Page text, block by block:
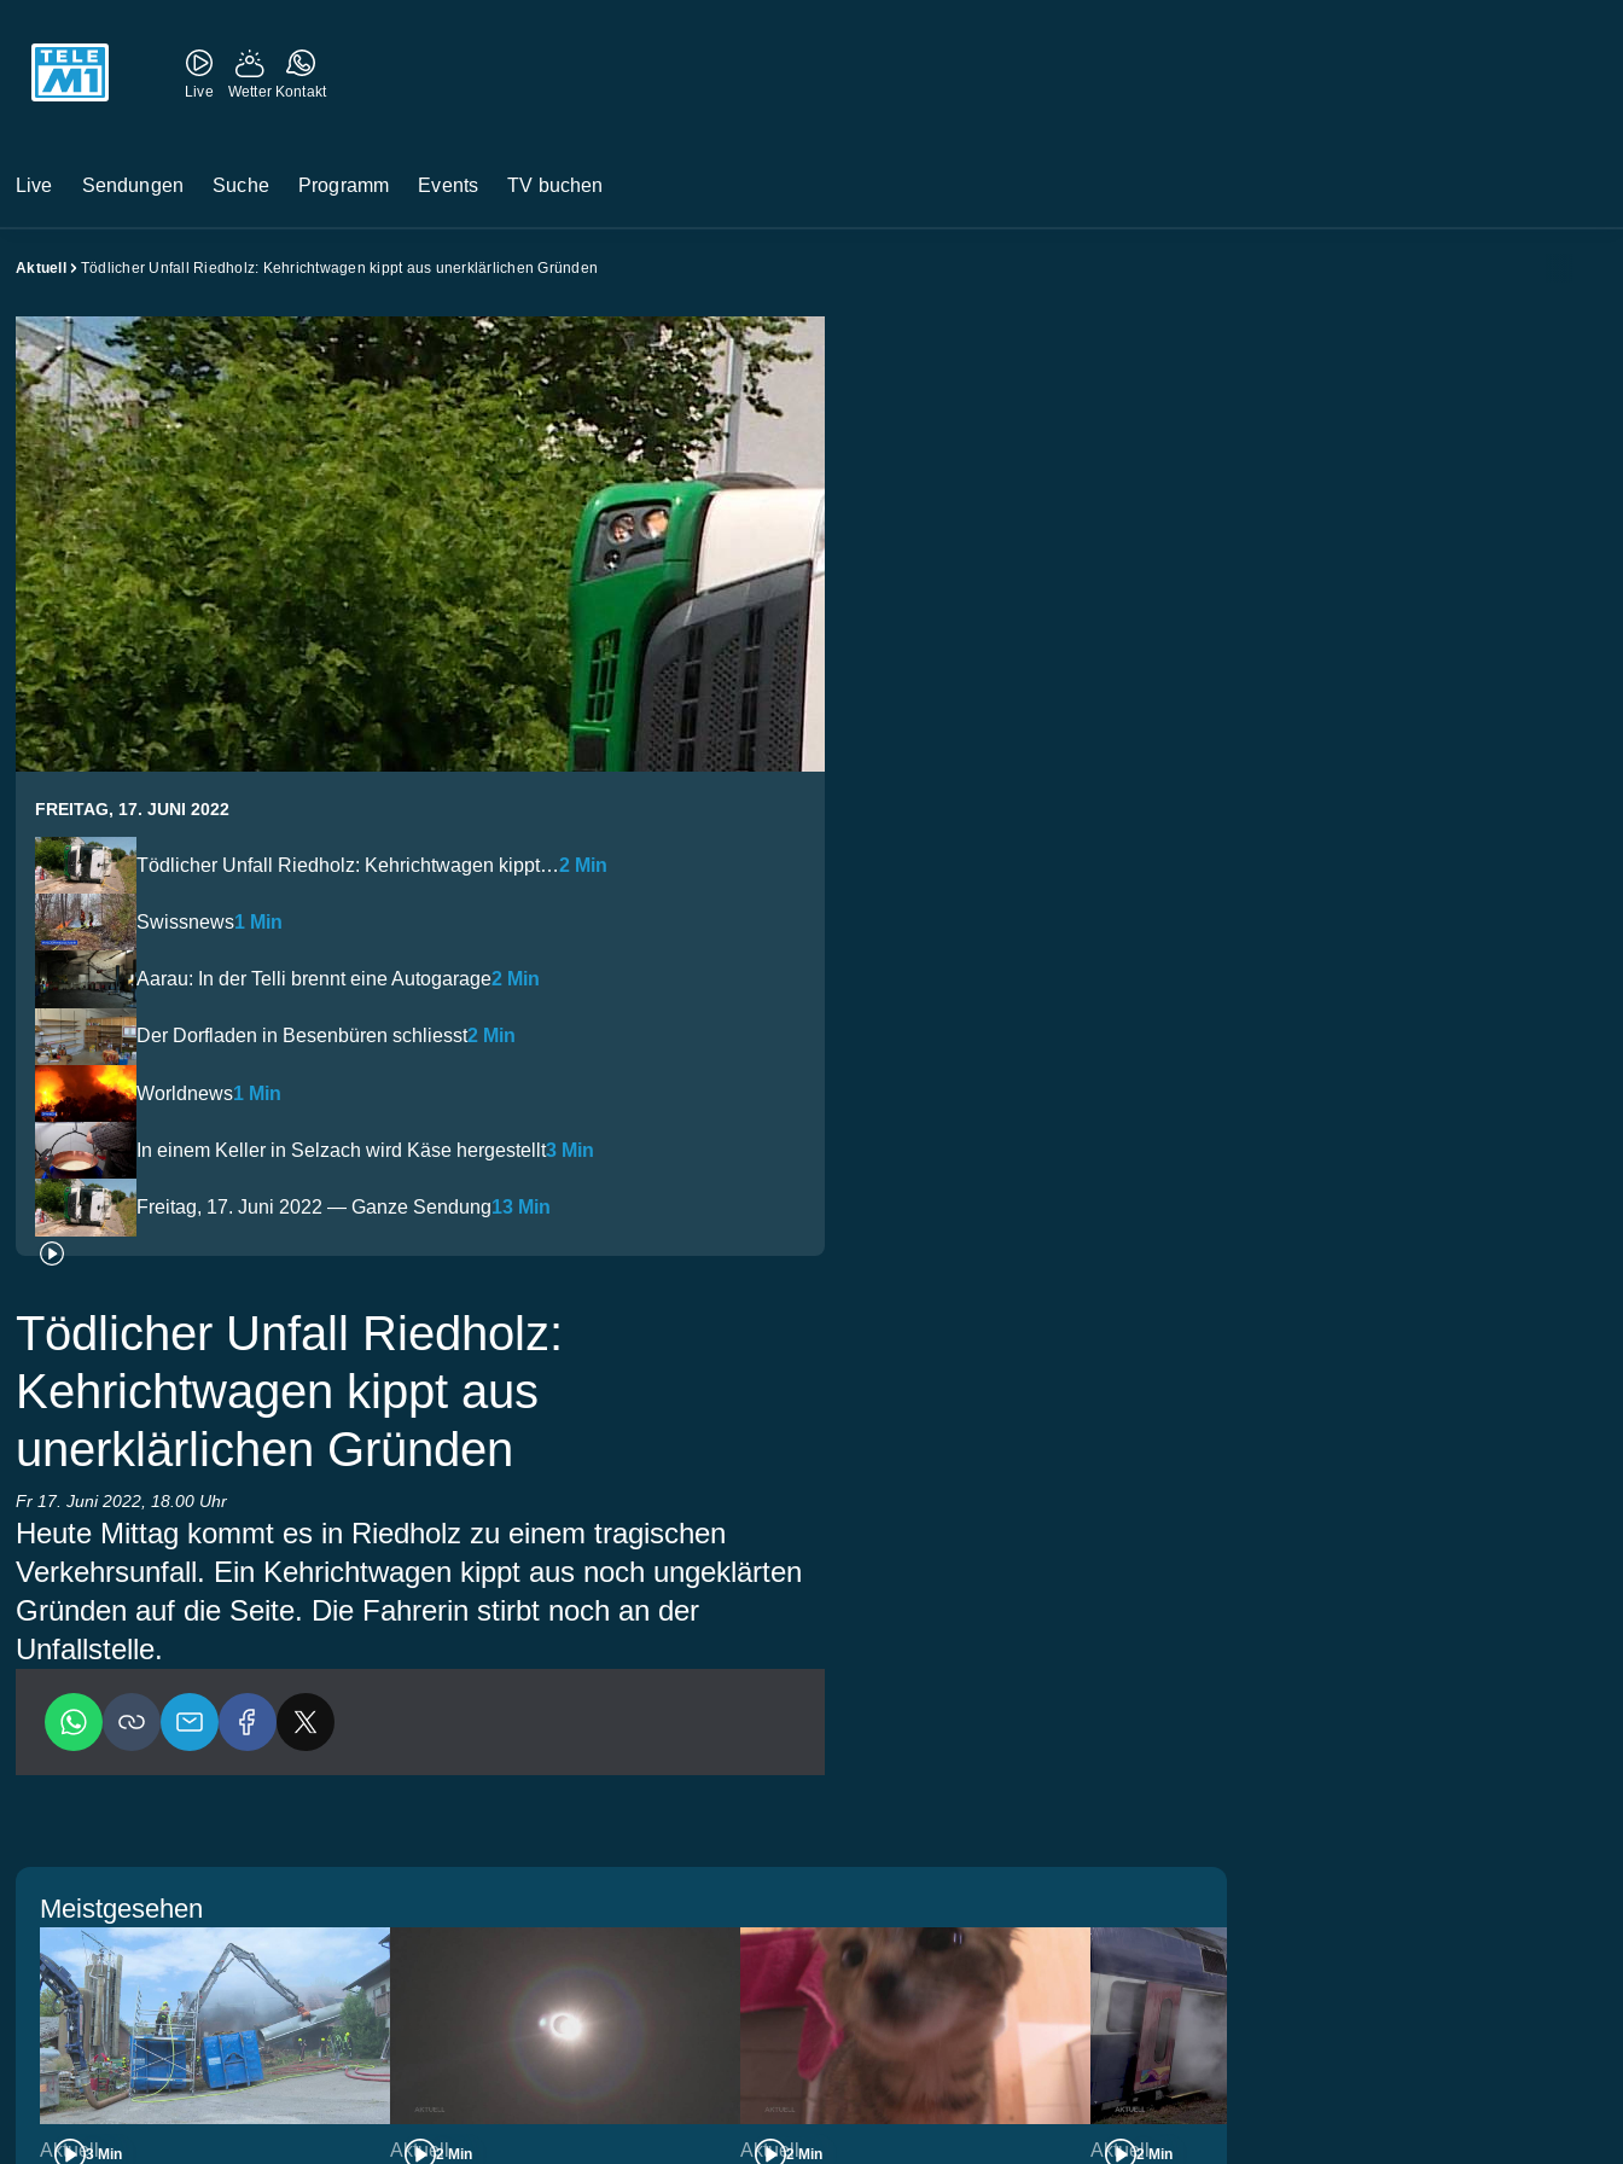
Live Wetter Kontakt
Live Sendungen Suche Programm Events TV buchen
Aktuell Tödlicher Unfall Riedholz: Kehrichtwagen kippt aus unerklärlichen Gründen
FREITAG, 17. JUNI 2022
Tödlicher Unfall Riedholz: Kehrichtwagen kippt…2 Min
Swissnews1 Min
Aarau: In der Telli brennt eine Autogarage2 Min
Der Dorfladen in Besenbüren schliesst2 Min
Worldnews1 Min
In einem Keller in Selzach wird Käse hergestellt3 Min
Freitag, 17. Juni 2022 — Ganze Sendung13 Min
Tödlicher Unfall Riedholz:
Kehrichtwagen kippt aus
unerklärlichen Gründen
Fr 17. Juni 2022, 18.00 Uhr
Heute Mittag kommt es in Riedholz zu einem tragischen
Verkehrsunfall. Ein Kehrichtwagen kippt aus noch ungeklärten
Gründen auf die Seite. Die Fahrerin stirbt noch an der
Unfallstelle.
Meistgesehen
3 Min
Aktuell 2 Min
Aktuell 2 Min
Aktuell 2 Min
Aktuell